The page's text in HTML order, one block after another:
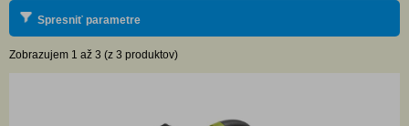
Spresniť parametre
Zobrazujem 1 až 3 (z 3 produktov)